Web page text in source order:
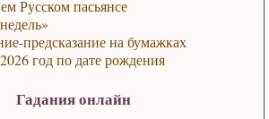
Русском пасьянсе
предсказание на бумажках
год по дате рождения
Гадания онлайн